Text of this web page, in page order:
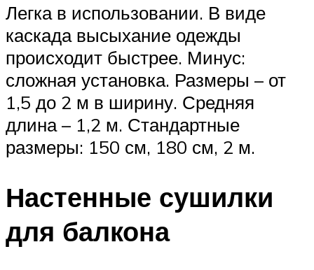
Легка в использовании. В виде
каскада высыхание одежды
происходит быстрее. Минус:
сложная установка. Размеры – от
1,5 до 2 м в ширину. Средняя
длина – 1,2 м. Стандартные
размеры: 150 см, 180 см, 2 м.
Настенные сушилки
для балкона